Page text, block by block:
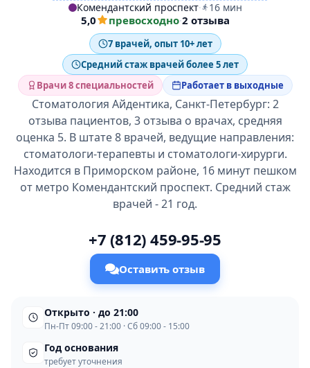
Комендантский проспект· 16 мин
5,0 превосходно·2 отзыва
7 врачей, опыт 10+ лет
Средний стаж врачей более 5 лет
Врачи 8 специальностей
Работает в выходные
Стоматология Айдентика, Санкт-Петербург: 2
отзыва пациентов, 3 отзыва о врачах, средняя
оценка 5. В штате 8 врачей, ведущие направления:
стоматологи-терапевты и стоматологи-хирурги.
Находится в Приморском районе, 16 минут пешком
от метро Комендантский проспект. Средний стаж
врачей - 21 год.
+7 (812) 459-95-95
Оставить отзыв
Открыто · до 21:00
Пн-Пт 09:00 - 21:00 · Сб 09:00 - 15:00
Год основания
требует уточнения